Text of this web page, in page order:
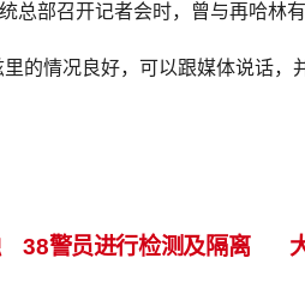
总部召开记者会时，曾与再哈林
的情况良好，可以跟媒体说话，
38警员进行检测及隔离